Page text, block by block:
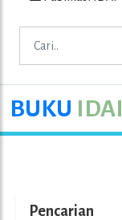
BUKU IDAI
Pencarian